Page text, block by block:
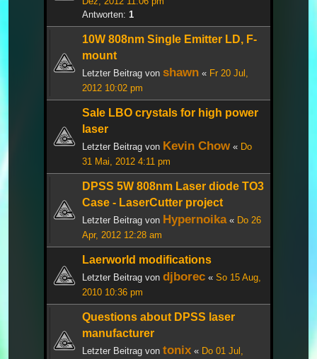
Antworten: 1
10W 808nm Single Emitter LD, F-
mount
Letzter Beitrag von shawn « Fr 20 Jul,
2012 10:02 pm
Sale LBO crystals for high power
laser
Letzter Beitrag von Kevin Chow « Do
31 Mai, 2012 4:11 pm
DPSS 5W 808nm Laser diode TO3
Case - LaserCutter project
Letzter Beitrag von Hypernoika« Do 26
Apr, 2012 12:28 am
Laerworld modifications
Letzter Beitrag von djborec « So 15 Aug,
2010 10:36 pm
Questions about DPSS laser
manufacturer
Letzter Beitrag von tonix « Do 01 Jul,